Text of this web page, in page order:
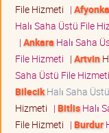
File Hizmeti |
Halı Saha Üstü File
| Ankara Halı Saha
File Hizmeti | Artvin
Saha Üstü File Hizmeti
BilecikHalı Saha
Hizmeti | BitlisHalı
File Hizmeti | Burdur